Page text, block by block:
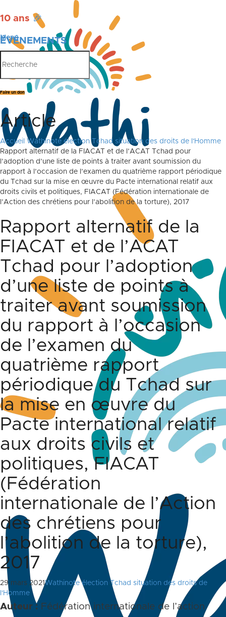
10 ans 🎉
ÉVÉNEMENTS
PUBLICATIONS
Menu
Faire un don
Article
Accueil
Wathinote élection Tchad situation des droits de l'Homme
Rapport alternatif de la FIACAT et de l’ACAT Tchad pour
l’adoption d’une liste de points à traiter avant soumission du
rapport à l’occasion de l’examen du quatrième rapport périodique
du Tchad sur la mise en œuvre du Pacte international relatif aux
droits civils et politiques, FIACAT (Fédération internationale de
l’Action des chrétiens pour l’abolition de la torture), 2017
Rapport alternatif de la
FIACAT et de l’ACAT
Tchad pour l’adoption
d’une liste de points à
traiter avant soumission
du rapport à l’occasion
de l’examen du
quatrième rapport
périodique du Tchad sur
la mise en œuvre du
Pacte international relatif
aux droits civils et
politiques, FIACAT
(Fédération
internationale de l’Action
des chrétiens pour
l’abolition de la torture),
2017
29 mars 2021Wathinote élection Tchad situation des droits de
l'Homme
Auteur : Fédération internationale de l’action